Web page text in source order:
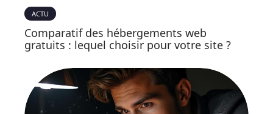
ACTU
Comparatif des hébergements web
gratuits : lequel choisir pour votre site ?